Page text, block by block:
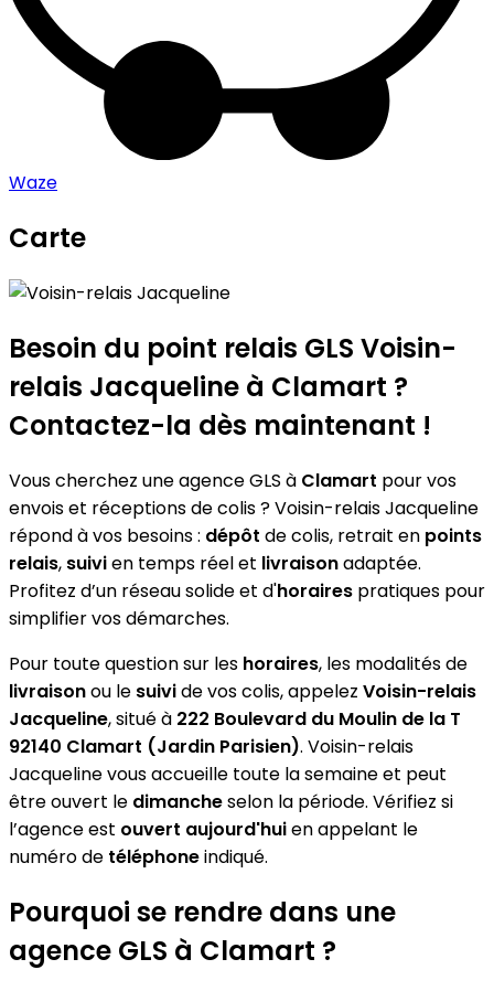
Waze
Carte
Voisin-relais Jacqueline
+
−
Besoin du point relais GLS Voisin-
relais Jacqueline à Clamart ?
Contactez-la dès maintenant !
Vous cherchez une agence GLS à Clamart pour vos
envois et réceptions de colis ? Voisin-relais Jacqueline
répond à vos besoins : dépôt de colis, retrait en points
relais, suivien temps réel et livraisonadaptée.
Profitez d’un réseau solide et d'horaires pratiques pour
simplifier vos démarches.
Pour toute question sur les horaires, les modalités de
livraisonou le suivide vos colis, appelez Voisin-relais
Jacqueline, situé à 222 Boulevard du Moulin de la T
92140 Clamart (Jardin Parisien). Voisin-relais
Jacqueline vous accueille toute la semaine et peut
être ouvert le dimancheselon la période. Vérifiez si
l’agence est ouvert aujourd'huien appelant le
numéro de téléphoneindiqué.
Pourquoi se rendre dans une
agence GLS à Clamart ?